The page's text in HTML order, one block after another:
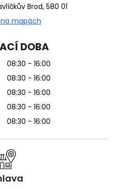
Brod, 580 01
mapách
DOBA
08:30 - 16:00
08:30 - 16:00
08:30 - 16:00
08:30 - 16:00
08:30 - 16:00